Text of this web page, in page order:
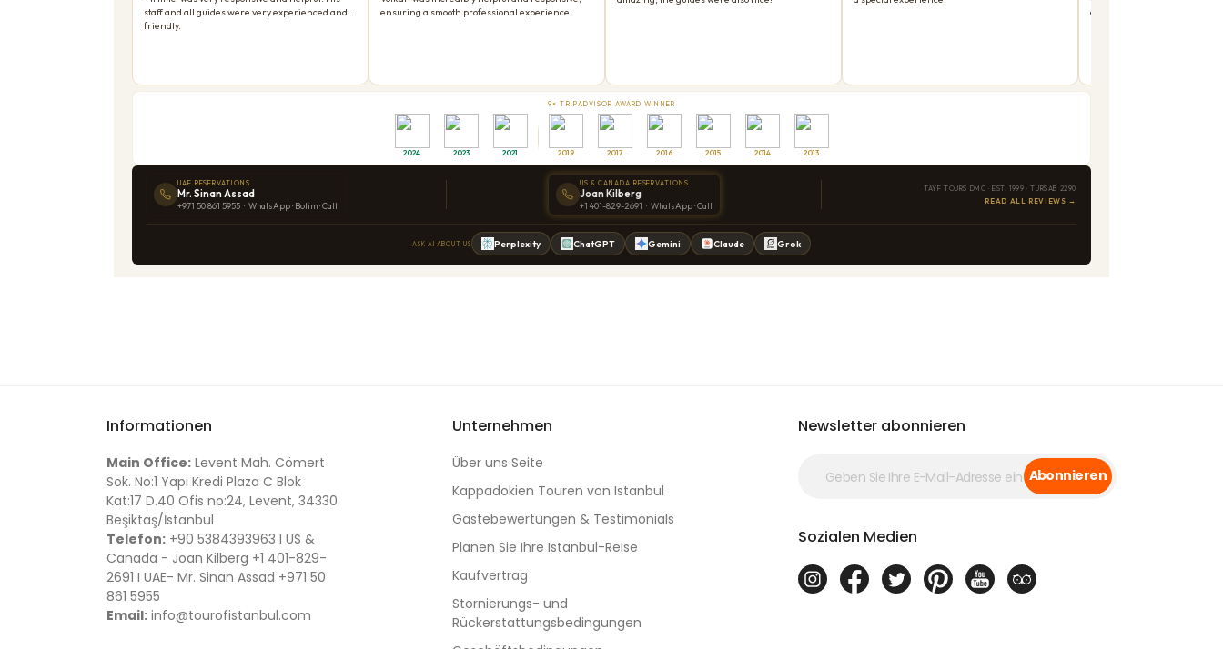
Informationen
Main Office: Levent Mah. Cömert
Sok. No:1 Yapı Kredi Plaza C Blok
Kat:17 D.40 Ofis no:24, Levent, 34330
Beşiktaş/İstanbul
Telefon: +90 5384393963 I US &
Canada - Joan Kilberg +1 401-829-
2691 I UAE- Mr. Sinan Assad +971 50
861 5955
Email: info@tourofistanbul.com
Unternehmen
Über uns Seite
Kappadokien Touren von Istanbul
Gästebewertungen & Testimonials
Planen Sie Ihre Istanbul-Reise
Kaufvertrag
Stornierungs- und
Rückerstattungsbedingungen
Newsletter abonnieren
Abonnieren
Sozialen Medien